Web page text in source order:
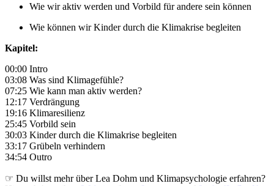
Wie wir aktiv werden und Vorbild für andere sein können
Wie können wir Kinder durch die Klimakrise begleiten
Kapitel:
00:00 Intro
03:08 Was sind Klimagefühle?
07:25 Wie kann man aktiv werden?
12:17 Verdrängung
19:16 Klimaresilienz
25:45 Vorbild sein
30:03 Kinder durch die Klimakrise begleiten
33:17 Grübeln verhindern
34:54 Outro
☞ Du willst mehr über Lea Dohm und Klimapsychologie erfahren?